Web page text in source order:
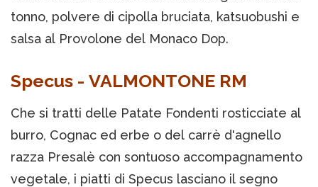
tonno, polvere di cipolla bruciata, katsuobushi e
salsa al Provolone del Monaco Dop.
Specus - VALMONTONE RM
Che si tratti delle Patate Fondenti rosticciate al
burro, Cognac ed erbe o del carrè d'agnello
razza Presalè con sontuoso accompagnamento
vegetale, i piatti di Specus lasciano il segno